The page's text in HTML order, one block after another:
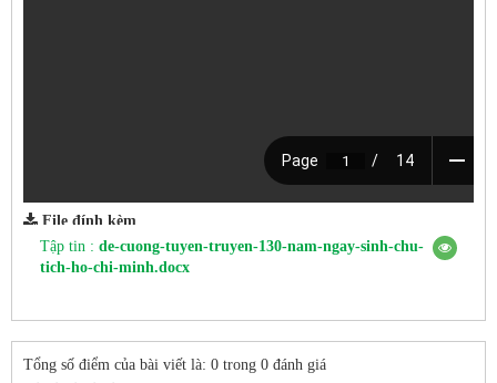
File đính kèm
Tập tin : de-cuong-tuyen-truyen-130-nam-ngay-sinh-chu-
tich-ho-chi-minh.docx
Tổng số điểm của bài viết là: 0 trong 0 đánh giá